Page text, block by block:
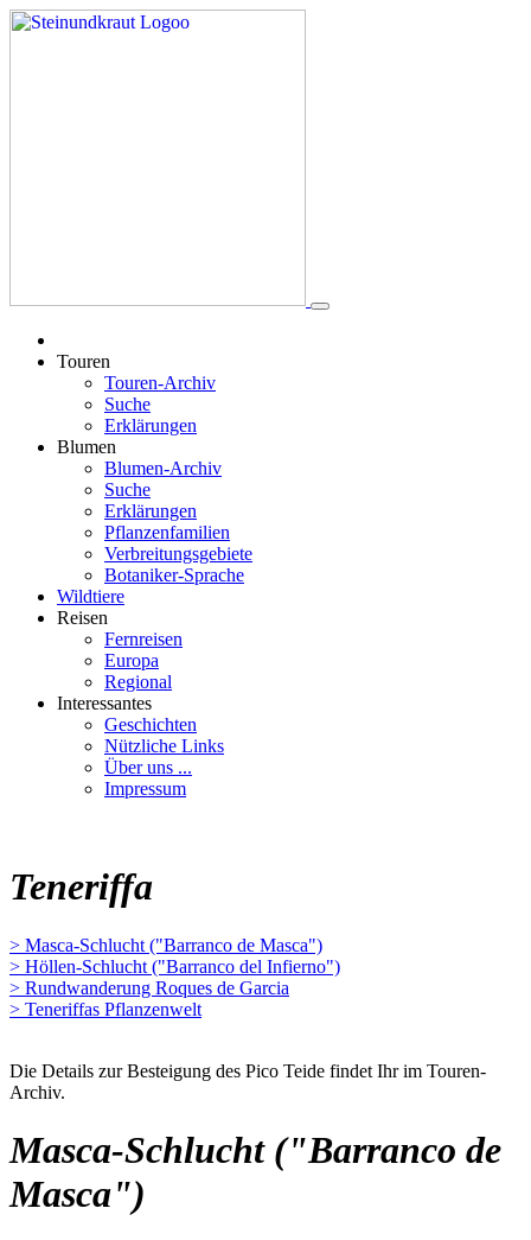
Touren
Touren-Archiv
Suche
Erklärungen
Blumen
Blumen-Archiv
Suche
Erklärungen
Pflanzenfamilien
Verbreitungsgebiete
Botaniker-Sprache
Wildtiere
Reisen
Fernreisen
Europa
Regional
Interessantes
Geschichten
Nützliche Links
Über uns ...
Impressum
Teneriffa
> Masca-Schlucht ("Barranco de Masca")
> Höllen-Schlucht ("Barranco del Infierno")
> Rundwanderung Roques de Garcia
> Teneriffas Pflanzenwelt
Die Details zur Besteigung des Pico Teide findet Ihr im Touren-
Archiv.
Masca-Schlucht ("Barranco de
Masca")